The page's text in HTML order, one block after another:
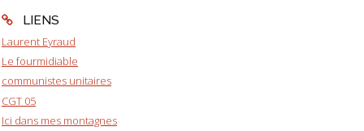
LIENS
Laurent Eyraud
Le fourmidiable
communistes unitaires
CGT 05
Ici dans mes montagnes